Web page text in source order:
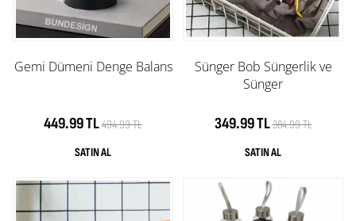
Gemi Dümeni Denge Balans
449.99 TL494.99 TL
Sünger Bob Süngerlik ve
Sünger
349.99 TL384.99 TL